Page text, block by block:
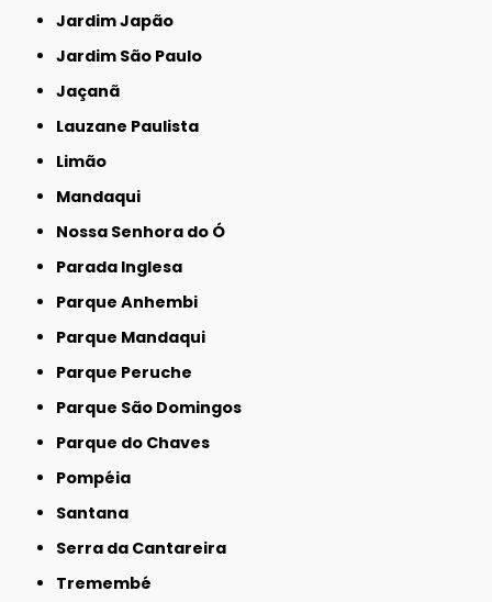
Jardim Japão
Jardim São Paulo
Jaçanã
Lauzane Paulista
Limão
Mandaqui
Nossa Senhora do Ó
Parada Inglesa
Parque Anhembi
Parque Mandaqui
Parque Peruche
Parque São Domingos
Parque do Chaves
Pompéia
Santana
Serra da Cantareira
Tremembé